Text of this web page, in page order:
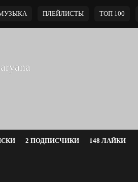
ПЛЕЙЛИСТЫ ТОП 100
2 ПОДПИСЧИКИ 148 ЛАЙКИ